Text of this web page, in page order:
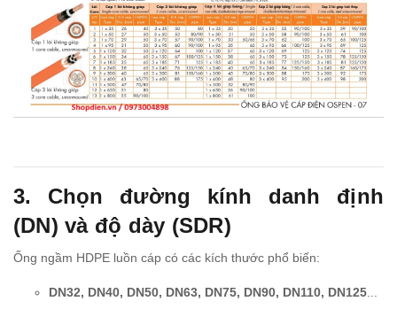
3. Chọn đường kính danh định
(DN) và độ dày (SDR)
Ống ngầm HDPE luồn cáp có các kích thước phổ biến:
DN32, DN40, DN50, DN63, DN75, DN90, DN110, DN125